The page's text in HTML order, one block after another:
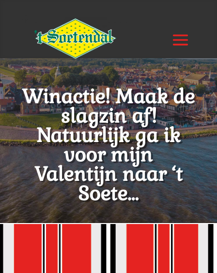
Winactie! Maak de
slagzin af!
Natuurlijk ga ik
voor mijn
Valentijn naar ‘t
Soete…